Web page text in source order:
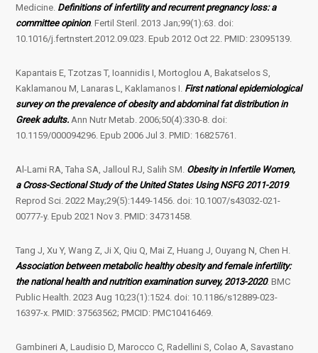
Medicine. Definitions of infertility and recurrent pregnancy loss: a
committee opinion. Fertil Steril. 2013 Jan;99(1):63. doi:
10.1016/j.fertnstert.2012.09.023. Epub 2012 Oct 22. PMID: 23095139.
Kapantais E, Tzotzas T, Ioannidis I, Mortoglou A, Bakatselos S,
Kaklamanou M, Lanaras L, Kaklamanos I. First national epidemiological
survey on the prevalence of obesity and abdominal fat distribution in
Greek adults. Ann Nutr Metab. 2006;50(4):330-8. doi:
10.1159/000094296. Epub 2006 Jul 3. PMID: 16825761.
Al-Lami RA, Taha SA, Jalloul RJ, Salih SM. Obesity in Infertile Women,
a Cross-Sectional Study of the United States Using NSFG 2011-2019.
Reprod Sci. 2022 May;29(5):1449-1456. doi: 10.1007/s43032-021-
00777-y. Epub 2021 Nov 3. PMID: 34731458.
Tang J, Xu Y, Wang Z, Ji X, Qiu Q, Mai Z, Huang J, Ouyang N, Chen H.
Association between metabolic healthy obesity and female infertility:
the national health and nutrition examination survey, 2013-2020. BMC
Public Health. 2023 Aug 10;23(1):1524. doi: 10.1186/s12889-023-
16397-x. PMID: 37563562; PMCID: PMC10416469.
Gambineri A, Laudisio D, Marocco C, Radellini S, Colao A, Savastano